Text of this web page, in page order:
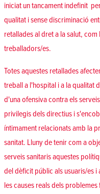
iniciat un tancament indefinit
qualitat i sense discriminació
retallades al dret a la salut,
treballadors/es.
Totes aquestes retallades
treball a l'hospital i a la qualitat
d'una ofensiva contra els
privilegis dels directius i
íntimament relacionats amb la
sanitat. Lluny de tenir com a
serveis sanitaris aquestes
del dèficit públic als usuaris/es
les causes reals dels